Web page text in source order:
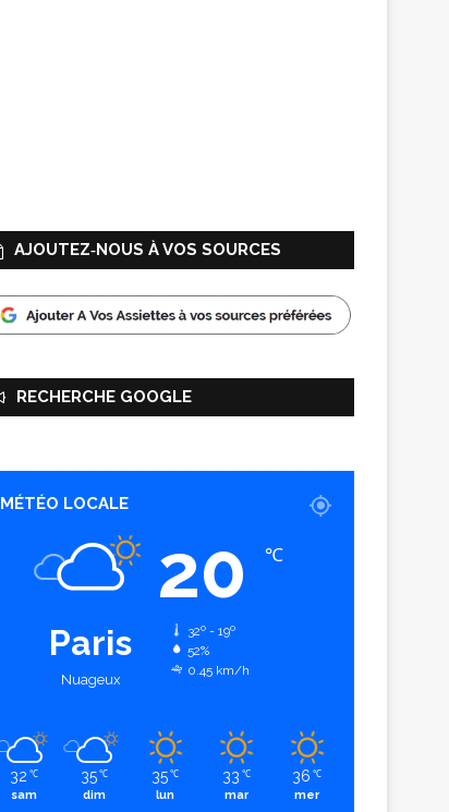
AJOUTEZ‑NOUS À VOS SOURCES
RECHERCHE GOOGLE
MÉTÉO LOCALE
Paris
Nuageux
20 ℃
32º - 19º
52%
0.45 km/h
32 ℃
sam
35 ℃
dim
35 ℃
lun
33 ℃
mar
36 ℃
mer